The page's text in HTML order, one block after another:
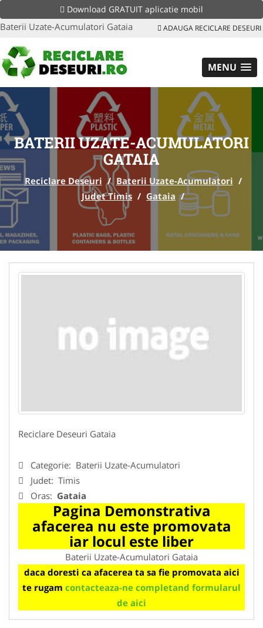
Download GRATUIT aplicatie mobil
Baterii Uzate-Acumulatori Gataia ADAUGA RECICLARE DESEURI
MENU
BATERII UZATE-ACUMULATORI
GATAIA
Reciclare Deseuri / Baterii Uzate-Acumulatori /
Judet Timis / Gataia /
Reciclare Deseuri Gataia
Categorie: Baterii Uzate-Acumulatori
Judet: Timis
Oras: Gataia
Pagina Demonstrativa
afacerea nu este promovata
iar locul este liber
Baterii Uzate-Acumulatori Gataia
daca doresti ca afacerea ta sa fie promovata aici
te rugam contacteaza-ne completand formularul
de aici